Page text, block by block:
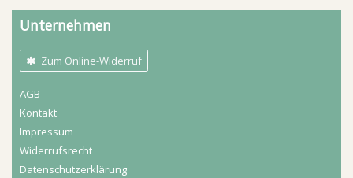
Unternehmen
Zum Online-Widerruf
AGB
Kontakt
Impressum
Widerrufs­recht
Daten­schutz­erklärung